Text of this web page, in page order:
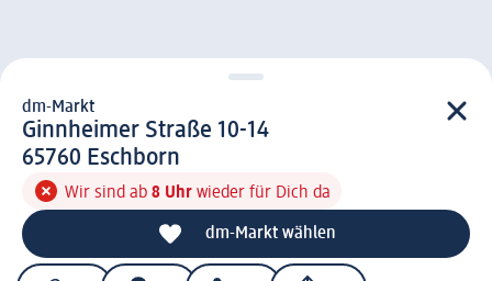
d m-Markt
dm-Markt
Ginnheimer Straße 10-14
6 5 7 6 0
65760 Eschborn
Wir sind ab 8 Uhr wieder für Dich da
dm-Markt wählen